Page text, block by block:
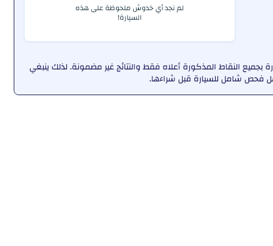
لم نجد أي خدوش ملحوظة على هذه
السيارة!
النقاط المذكورة أعلاه فقط والنتائج غير مضمونة. لذلك ينبغي
فحص شامل للسيارة قبل شراءها.